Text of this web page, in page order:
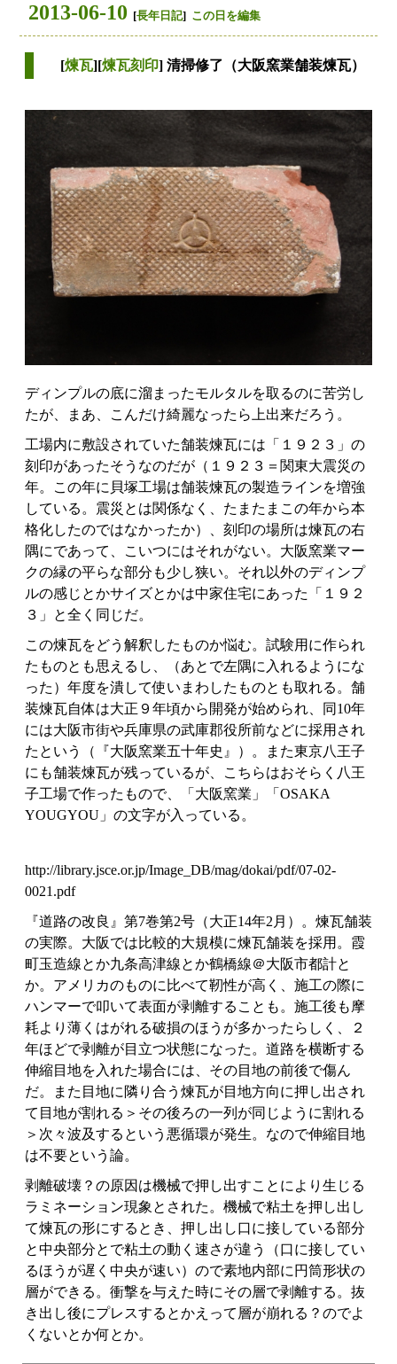
2013-06-10 [長年日記] この日を編集
[煉瓦][煉瓦刻印] 清掃修了（大阪窯業舗装煉瓦）
ディンプルの底に溜まったモルタルを取るのに苦労し
たが、まあ、こんだけ綺麗なったら上出来だろう。
工場内に敷設されていた舗装煉瓦には「１９２３」の
刻印があったそうなのだが（１９２３＝関東大震災の
年。この年に貝塚工場は舗装煉瓦の製造ラインを増強
している。震災とは関係なく、たまたまこの年から本
格化したのではなかったか）、刻印の場所は煉瓦の右
隅にであって、こいつにはそれがない。大阪窯業マー
クの縁の平らな部分も少し狭い。それ以外のディンプ
ルの感じとかサイズとかは中家住宅にあった「１９２
３」と全く同じだ。
この煉瓦をどう解釈したものか悩む。試験用に作られ
たものとも思えるし、（あとで左隅に入れるようにな
った）年度を潰して使いまわしたものとも取れる。舗
装煉瓦自体は大正９年頃から開発が始められ、同10年
には大阪市街や兵庫県の武庫郡役所前などに採用され
たという（『大阪窯業五十年史』）。また東京八王子
にも舗装煉瓦が残っているが、こちらはおそらく八王
子工場で作ったもので、「大阪窯業」「OSAKA
YOUGYOU」の文字が入っている。
http://library.jsce.or.jp/Image_DB/mag/dokai/pdf/07-02-
0021.pdf
『道路の改良』第7巻第2号（大正14年2月）。煉瓦舗装
の実際。大阪では比較的大規模に煉瓦舗装を採用。霞
町玉造線とか九条高津線とか鶴橋線＠大阪市都計と
か。アメリカのものに比べて靭性が高く、施工の際に
ハンマーで叩いて表面が剥離することも。施工後も摩
耗より薄くはがれる破損のほうが多かったらしく、２
年ほどで剥離が目立つ状態になった。道路を横断する
伸縮目地を入れた場合には、その目地の前後で傷ん
だ。また目地に隣り合う煉瓦が目地方向に押し出され
て目地が割れる＞その後ろの一列が同じように割れる
＞次々波及するという悪循環が発生。なので伸縮目地
は不要という論。
剥離破壊？の原因は機械で押し出すことにより生じる
ラミネーション現象とされた。機械で粘土を押し出し
て煉瓦の形にするとき、押し出し口に接している部分
と中央部分とで粘土の動く速さが違う（口に接してい
るほうが遅く中央が速い）ので素地内部に円筒形状の
層ができる。衝撃を与えた時にその層で剥離する。抜
き出し後にプレスするとかえって層が崩れる？のでよ
くないとか何とか。